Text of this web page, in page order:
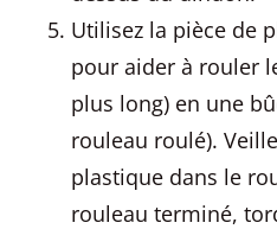
Utilisez la pièce de
pour aider à rouler
plus long) en une
rouleau roulé).
plastique dans le
rouleau terminé,